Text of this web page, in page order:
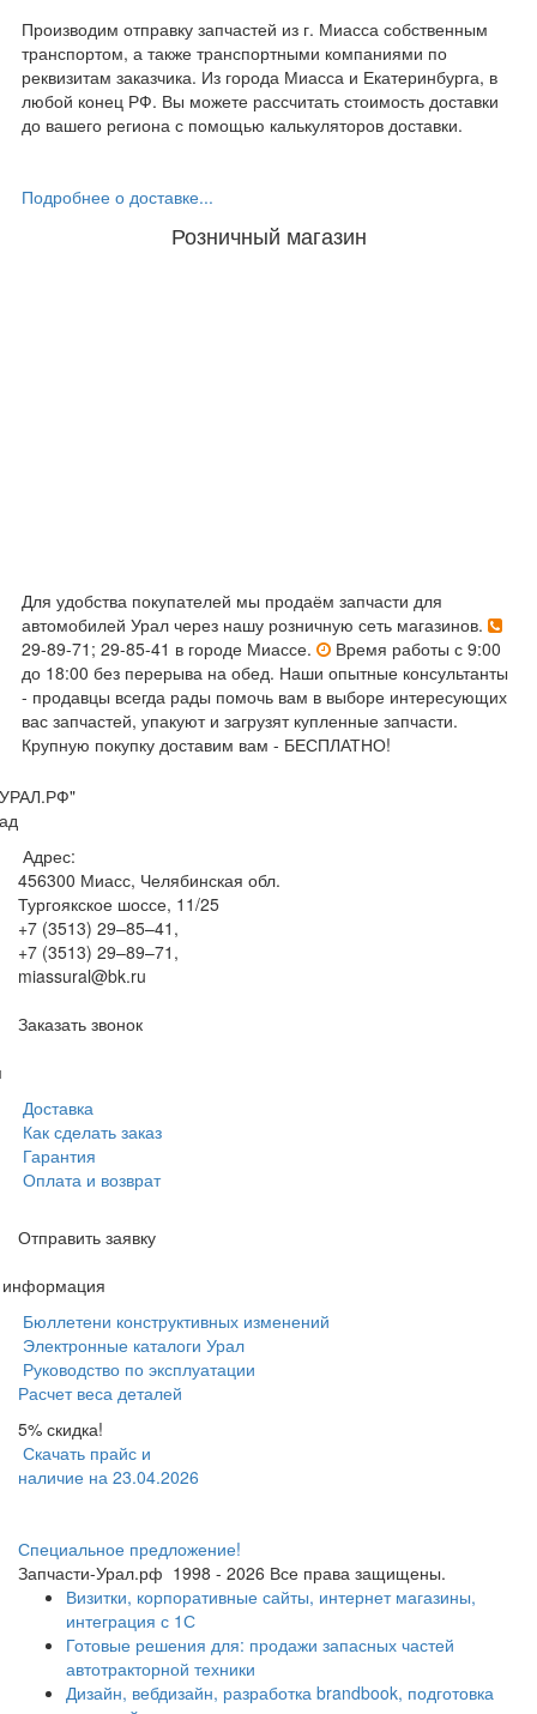
Производим отправку запчастей из г. Миасса собственным
транспортом, а также транспортными компаниями по
реквизитам заказчика. Из города Миасса и Екатеринбурга, в
любой конец РФ. Вы можете рассчитать стоимость доставки
до вашего региона с помощью калькуляторов доставки.
Подробнее о доставке...
Розничный магазин
Для удобства покупателей мы продаём запчасти для
автомобилей Урал через нашу розничную сеть магазинов.
29-89-71; 29-85-41 в городе Миассе.
Время работы с 9:00
до 18:00 без перерыва на обед. Наши опытные консультанты
- продавцы всегда рады помочь вам в выборе интересующих
вас запчастей, упакуют и загрузят купленные запчасти.
Крупную покупку доставим вам - БЕСПЛАТНО!
Адрес:
456300 Миасс, Челябинская обл.
Тургоякское шоссе, 11/25
+7 (3513) 29–85–41 ,
+7 (3513) 29–89–71 ,
miassural@bk.ru
Заказать звонок
Доставка
Как сделать заказ
Гарантия
Оплата и возврат
Отправить заявку
информация
Бюллетени конструктивных изменений
Электронные каталоги Урал
Руководство по эксплуатации
Расчет веса деталей
5% скидка!
Скачать прайс и
наличие на 23.04.2026
Специальное предложение!
Запчасти-Урал.рф 1998 - 2026 Все права защищены.
Визитки, корпоративные сайты, интернет магазины,
интеграция с 1С
Готовые решения для: продажи запасных частей
автотракторной техники
Дизайн, вебдизайн, разработка brandbook, подготовка